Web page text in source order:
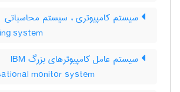
سیستم کامپیوتری ، سیستم محاسباتی
system
سیستم عامل کامپیوترهای بزرگ IBM
monitor system